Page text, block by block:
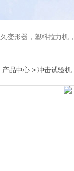
变形器，塑料拉力机
产品中心 > 冲击试验机